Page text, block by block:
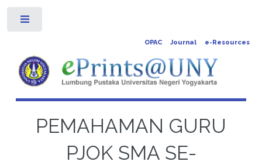
OPAC Journal e-Resources
PEMAHAMAN GURU
PJOK SMA SE-